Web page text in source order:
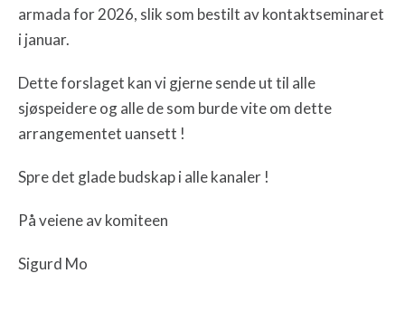
armada for 2026, slik som bestilt av kontaktseminaret
i januar.
Dette forslaget kan vi gjerne sende ut til alle
sjøspeidere og alle de som burde vite om dette
arrangementet uansett !
Spre det glade budskap i alle kanaler !
På veiene av komiteen
Sigurd Mo